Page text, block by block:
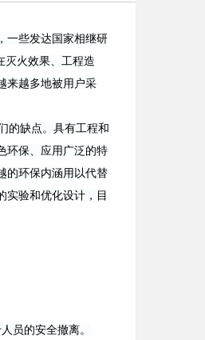
一些发达国家相继研
灭火效果、工程造
来越多地被用户采
的缺点。具有工程和
环保、应用广泛的特
的环保内涵用以代替
实验和优化设计，目
员的安全撤离。